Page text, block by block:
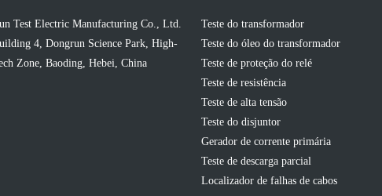
Test Electric Manufacturing Co., Ltd.
4, Dongrun Science Park, High-
Zone, Baoding, Hebei, China
Teste do transformador
Teste do óleo do transformador
Teste de proteção do relé
Teste de resistência
Teste de alta tensão
Teste do disjuntor
Gerador de corrente primária
Teste de descarga parcial
Localizador de falhas de cabos